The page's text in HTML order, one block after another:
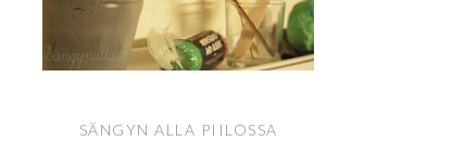
SÄNGYN ALLA PIILOSSA